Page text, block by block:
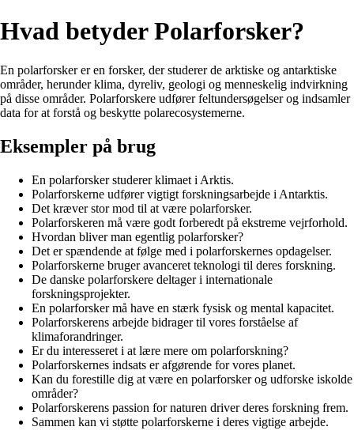
Hvad betyder Polarforsker?
En polarforsker er en forsker, der studerer de arktiske og antarktiske
områder, herunder klima, dyreliv, geologi og menneskelig indvirkning
på disse områder. Polarforskere udfører feltundersøgelser og indsamler
data for at forstå og beskytte polarecosystemerne.
Eksempler på brug
En polarforsker studerer klimaet i Arktis.
Polarforskerne udfører vigtigt forskningsarbejde i Antarktis.
Det kræver stor mod til at være polarforsker.
Polarforskeren må være godt forberedt på ekstreme vejrforhold.
Hvordan bliver man egentlig polarforsker?
Det er spændende at følge med i polarforskernes opdagelser.
Polarforskerne bruger avanceret teknologi til deres forskning.
De danske polarforskere deltager i internationale
forskningsprojekter.
En polarforsker må have en stærk fysisk og mental kapacitet.
Polarforskerens arbejde bidrager til vores forståelse af
klimaforandringer.
Er du interesseret i at lære mere om polarforskning?
Polarforskernes indsats er afgørende for vores planet.
Kan du forestille dig at være en polarforsker og udforske iskolde
områder?
Polarforskerens passion for naturen driver deres forskning frem.
Sammen kan vi støtte polarforskerne i deres vigtige arbejde.